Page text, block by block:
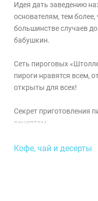
Идея дать заведению
основателям, тем
большинстве случаев
бабушкин.
Сеть пироговых
пироги нравятся всем,
открыты для всех!
Секрет приготовления
рецептам.
руками
Кофе, чай и десерты